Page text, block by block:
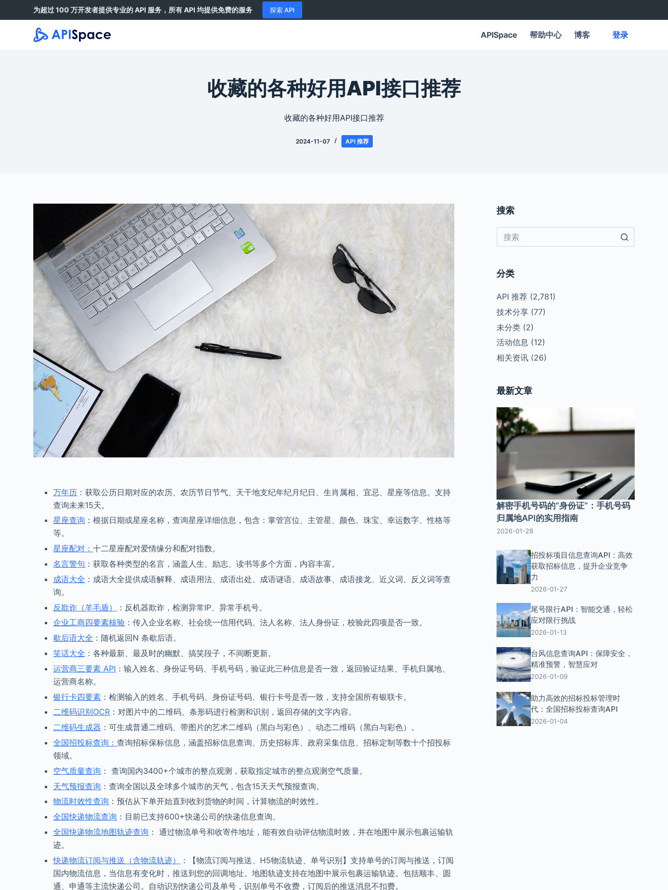
为超过 100 万开发者提供专业的 API 服务，所有 API 均提供免费的服务 探索 API
APISpace 帮助中心 博客 登录
收藏的各种好用API接口推荐
收藏的各种好用API接口推荐
2024-11-07 API 推荐
万年历 ：获取公历日期对应的农历、农历节日节气、天干地支纪年纪月纪日、生肖属相、宜忌、星座等信息。支持
查询未来15天。
星座查询 ：根据日期或星座名称，查询星座详细信息，包含：掌管宫位、主管星、颜色、珠宝、幸运数字、性格等
等。
星座配对：十二星座配对爱情缘分和配对指数。
名言警句 ：获取各种类型的名言，涵盖人生、励志、读书等多个方面，内容丰富。
成语大全 ：成语大全提供成语解释、成语用法、成语出处、成语谜语、成语故事、成语接龙、近义词、反义词等查
询。
反欺诈（羊毛盾）
：反机器欺诈，检测异常IP、异常手机号。
企业工商四要素核验 ：传入企业名称、社会统一信用代码、法人名称、法人身份证，校验此四项是否一致。
歇后语大全 ：随机返回N 条歇后语。
笑话大全 ：各种最新、最及时的幽默、搞笑段子，不间断更新。
运营商三要素 API ：输入姓名、身份证号码、手机号码，验证此三种信息是否一致，返回验证结果、手机归属地、
运营商名称。
银行卡四要素 ：检测输入的姓名、手机号码、身份证号码、银行卡号是否一致，支持全国所有银联卡。
二维码识别OCR ：对图片中的二维码、条形码进行检测和识别，返回存储的文字内容。
二维码生成器 ：可生成普通二维码、带图片的艺术二维码（黑白与彩色）、动态二维码（黑白与彩色）。
全国招投标查询：查询招标保标信息，涵盖招标信息查询、历史招标库、政府采集信息、招标定制等数十个招投标
领域。
空气质量查询 ： 查询国内3400+个城市的整点观测，获取指定城市的整点观测空气质量。
天气预报查询 ：查询全国以及全球多个城市的天气，包含15天天气预报查询。
物流时效性查询 ：预估从下单开始直到收到货物的时间，计算物流的时效性。
全国快递物流查询 ：目前已支持600+快递公司的快递信息查询。
全国快递物流地图轨迹查询 ： 通过物流单号和收寄件地址，能有效自动评估物流时效，并在地图中展示包裹运输轨
迹。
快递物流订阅与推送（含物流轨迹）
：【物流订阅与推送、H5物流轨迹、单号识别】支持单号的订阅与推送，订阅
国内物流信息，当信息有变化时，推送到您的回调地址。地图轨迹支持在地图中展示包裹运输轨迹。包括顺丰、圆
通、申通等主流快递公司。自动识别快递公司及单号，识别单号不收费，订阅后的推送消息不扣费。
搜索
分类
API 推荐(2,781)
技术分享(77)
未分类(2)
活动信息 (12)
相关资讯(26)
最新文章
解密手机号码的“身份证”：手机号码
归属地API的实用指南
2026-01-28
招投标项目信息查询API：高效
获取招标信息，提升企业竞争
力
2026-01-27
尾号限行API：智能交通，轻松
应对限行挑战
2026-01-13
台风信息查询API：保障安全，
精准预警，智慧应对
2026-01-09
助力高效的招标投标管理时
代：全国招标投标查询API
2026-01-04